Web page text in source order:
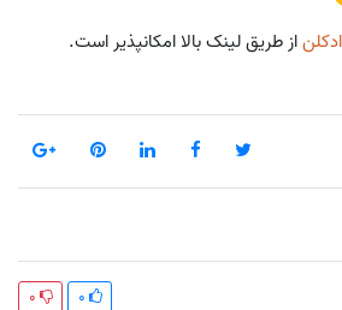
از طریق لینک بالا امکانپذیر است.